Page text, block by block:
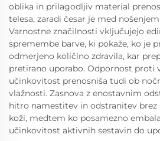
oblika in prilagodljiv material
telesa, zaradi česar je med
Varnostne značilnosti vključujejo
spremembe barve, ki pokaže, ko je
odmerjeno količino zdravila, kar
pretirano uporabo. Odpornost proti
učinkovitost prenosniša tudi ob
vlažnosti. Zasnova z enostavnim
hitro namestitev in odstranitev brez
koži, medtem ko posamezno
učinkovitost aktivnih sestavin do